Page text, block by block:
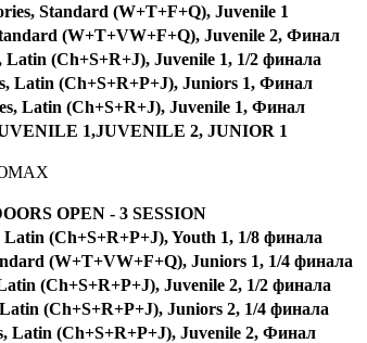
Standard (W+T+F+Q), Juvenile 1
(W+T+VW+F+Q), Juvenile 2, Финал
Latin (Ch+S+R+J), Juvenile 1, 1/2 финала
Latin (Ch+S+R+P+J), Juniors 1, Финал
Latin (Ch+S+R+J), Juvenile 1, Финал
1,JUVENILE 2, JUNIOR 1
OPEN - 3 SESSION
Latin (Ch+S+R+P+J), Youth 1, 1/8 финала
(W+T+VW+F+Q), Juniors 1, 1/4 финала
(Ch+S+R+P+J), Juvenile 2, 1/2 финала
(Ch+S+R+P+J), Juniors 2, 1/4 финала
Latin (Ch+S+R+P+J), Juvenile 2, Финал